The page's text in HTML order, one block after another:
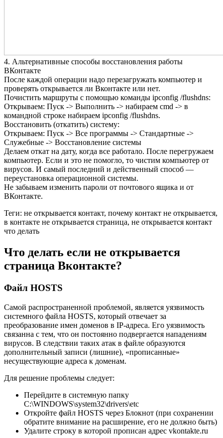
4. Альтернативные способы восстановления работы
ВКонтакте
После каждой операции надо перезагружать компьютер и
проверять открывается ли Вконтакте или нет.
Почистить маршруты с помощью команды ipconfig /flushdns:
Открываем: Пуск -> Выполнить -> набираем cmd -> в
командной строке набираем ipconfig /flushdns.
Восстановить (откатить) систему:
Открываем: Пуск -> Все программы -> Стандартные ->
Служебные -> Восстановление системы
Делаем откат на дату, когда все работало. После перегружаем
компьютер. Если и это не помогло, то чистим компьютер от
вирусов. И самый последний и действенный способ —
переустановка операционной системы.
Не забываем изменить пароли от почтового ящика и от
ВКонтакте.
Теги: не открывается контакт, почему контакт не открывается,
в контакте не открывается страница, не открывается контакт
что делать
Что делать если не открывается
страница Вконтакте?
Файл HOSTS
Самой распространенной проблемой, является уязвимость
системного файла HOSTS, который отвечает за
преобразование имен доменов в IP-адреса. Его уязвимость
связанна с тем, что он постоянно подвергается нападениям
вирусов. В следствии таких атак в файле образуются
дополнительный записи (лишние), «прописанные»
несуществующие адреса к доменам.
Для решение проблемы следует:
Перейдите в системную папку
C:\WINDOWS\system32\drivers\etc
Откройте файл HOSTS через Блокнот (при сохранении
обратите внимание на расширение, его не должно быть)
Удалите строку в которой прописан адрес vkontakte.ru